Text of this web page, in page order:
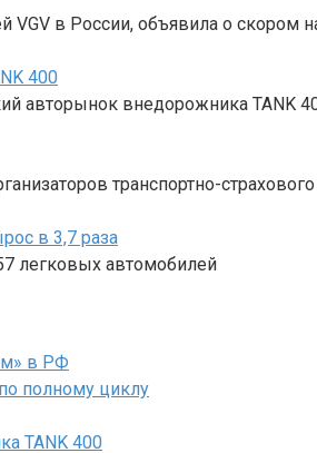
в России, объявила о скором
400
авторынок внедорожника TANK
транспортно-
в 3,7 раза
легковых автомобилей
в РФ
полному циклу
TANK 400